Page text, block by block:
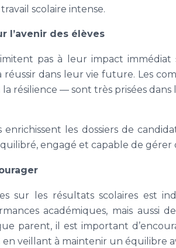
scolaire intense.
l’avenir des élèves
pas à leur impact immédiat
dans leur vie future. Les
résilience — sont très prisées
enrichissent les dossiers de
engagé et capable de gérer
sur les résultats scolaires est
académiques, mais aussi
parent, il est important
veillant à maintenir un équilibre